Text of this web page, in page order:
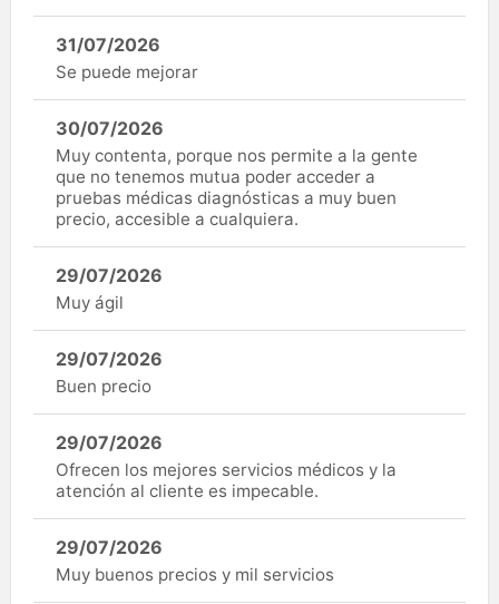
31/07/2026
Se puede mejorar
30/07/2026
Muy contenta, porque nos permite a la gente
que no tenemos mutua poder acceder a
pruebas médicas diagnósticas a muy buen
precio, accesible a cualquiera.
29/07/2026
Muy ágil
29/07/2026
Buen precio
29/07/2026
Ofrecen los mejores servicios médicos y la
atención al cliente es impecable.
29/07/2026
Muy buenos precios y mil servicios